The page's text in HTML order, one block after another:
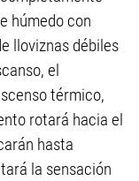
húmedo con
lloviznas débiles
el
térmico,
rotará hacia el
hasta
la sensación